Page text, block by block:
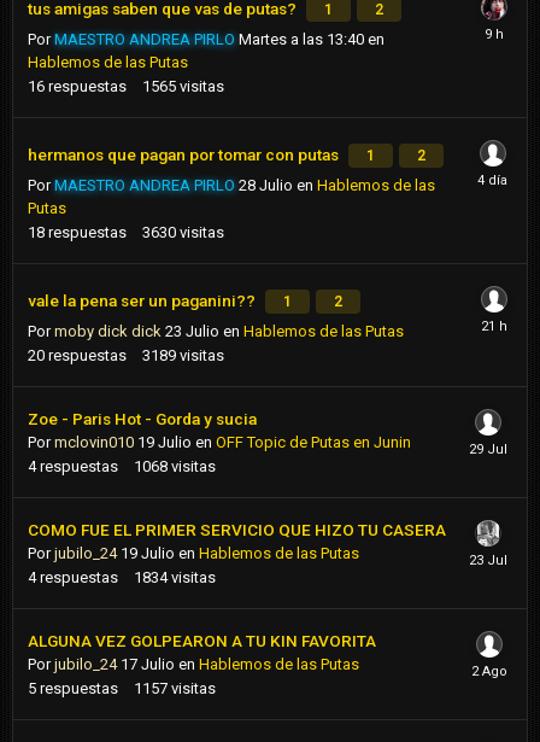
tus amigas saben que vas de putas? 1 2
PorMAESTRO ANDREA PIRLO Martes a las 13:40 en
Hablemos de las Putas
16 respuestas 1565 visitas
hermanos que pagan por tomar con putas 1 2
PorMAESTRO ANDREA PIRLO 28 Julio en Hablemos de las
Putas
18 respuestas 3630 visitas
vale la pena ser un paganini?? 1 2
Pormoby dick dick 23 Julio en Hablemos de las Putas
20 respuestas 3189 visitas
Zoe - Paris Hot - Gorda y sucia
Pormclovin010 19 Julio en OFF Topic de Putas en Junin
4 respuestas 1068 visitas
COMO FUE EL PRIMER SERVICIO QUE HIZO TU CASERA
Porjubilo_24 19 Julio en Hablemos de las Putas
4 respuestas 1834 visitas
ALGUNA VEZ GOLPEARON A TU KIN FAVORITA
Porjubilo_24 17 Julio en Hablemos de las Putas
5 respuestas 1157 visitas